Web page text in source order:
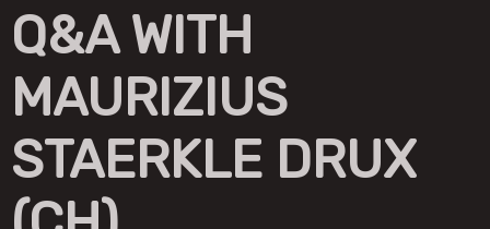
Q&A WITH
MAURIZIUS
STAERKLE DRUX